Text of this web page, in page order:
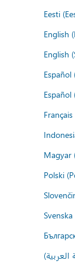
Eesti
English
English
Español
Magyar
Polski